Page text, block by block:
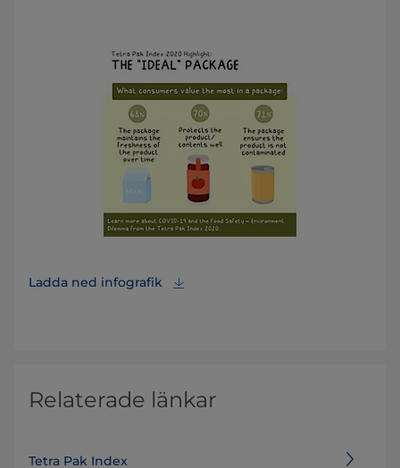
Ladda ned infografik
Relaterade länkar
Tetra Pak Index